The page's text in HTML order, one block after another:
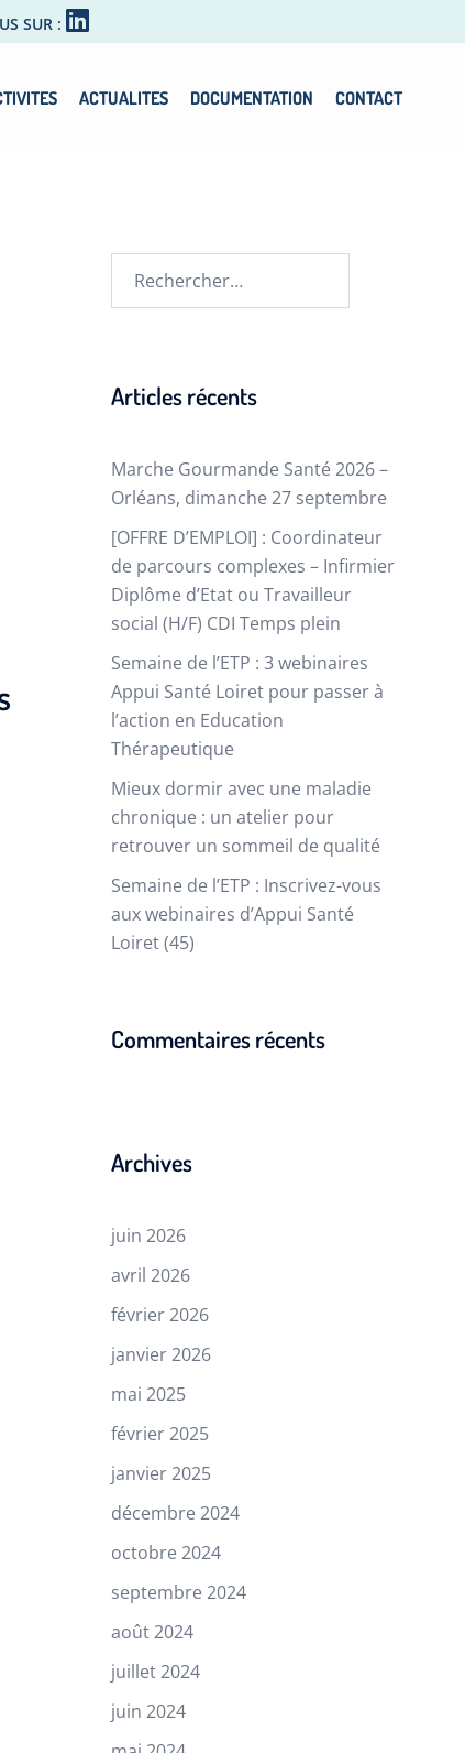
SUR :
ACTUALITES DOCUMENTATION CONTACT
Articles récents
Marche Gourmande Santé 2026 –
Orléans, dimanche 27 septembre
[OFFRE D’EMPLOI] : Coordinateur
de parcours complexes – Infirmier
Diplôme d’Etat ou Travailleur
social (H/F) CDI Temps plein
Semaine de l’ETP : 3 webinaires
Appui Santé Loiret pour passer à
l’action en Education
Thérapeutique​
Mieux dormir avec une maladie
chronique : un atelier pour
retrouver un sommeil de qualité
Semaine de l’ETP : Inscrivez-vous
aux webinaires d’Appui Santé
Loiret (45)
Commentaires récents
Archives
juin 2026
avril 2026
février 2026
janvier 2026
mai 2025
février 2025
janvier 2025
décembre 2024
octobre 2024
septembre 2024
août 2024
juillet 2024
juin 2024